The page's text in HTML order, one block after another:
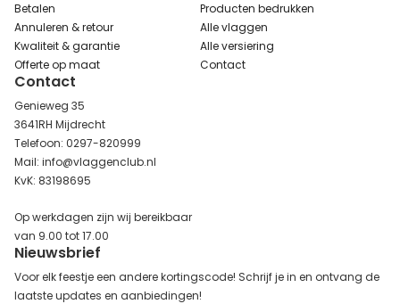
Betalen
Annuleren & retour
Kwaliteit & garantie
Offerte op maat
Producten bedrukken
Alle vlaggen
Alle versiering
Contact
Contact
Genieweg 35
3641RH Mijdrecht
Telefoon: 0297-820999
Mail: info@vlaggenclub.nl
KvK: 83198695
Op werkdagen zijn wij bereikbaar
van 9.00 tot 17.00
Nieuwsbrief
Voor elk feestje een andere kortingscode! Schrijf je in en ontvang de
laatste updates en aanbiedingen!